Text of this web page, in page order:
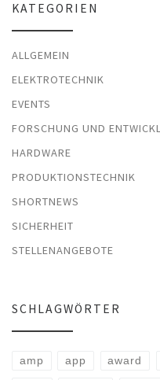
KATEGORIEN
ALLGEMEIN
ELEKTROTECHNIK
EVENTS
FORSCHUNG UND
HARDWARE
PRODUKTIONSTECHNIK
SHORTNEWS
SICHERHEIT
STELLENANGEBOTE
SCHLAGWÖRTER
amp app award